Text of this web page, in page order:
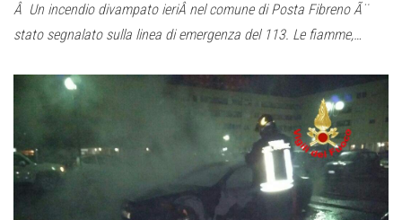
Â Un incendio divampato ieriÂ nel comune di Posta Fibreno Ã¨
stato segnalato sulla linea di emergenza del 113. Le fiamme,…